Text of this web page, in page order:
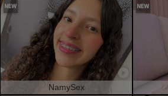
NamySex